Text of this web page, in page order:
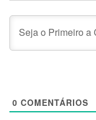
0 COMENTÁRIOS